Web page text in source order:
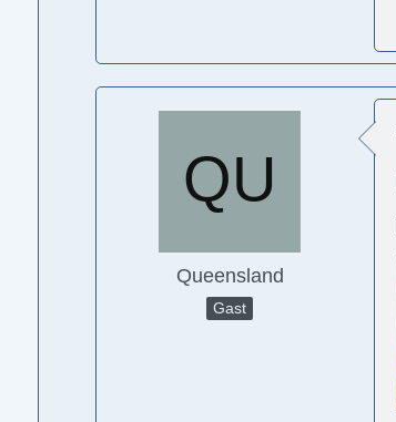
Queensland
Gast